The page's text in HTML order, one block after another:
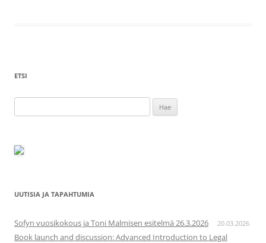
ETSI
UUTISIA JA TAPAHTUMIA
Sofyn vuosikokous ja Toni Malmisen esitelmä 26.3.2026 20.03.2026
Book launch and discussion: Advanced Introduction to Legal